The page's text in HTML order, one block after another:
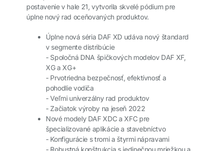
postavenie v hale 21, vytvorila skvelé pódium pre
úplne nový rad oceňovaných produktov.
Úplne nová séria DAF XD udáva nový štandard
v segmente distribúcie
- Spoločná DNA špičkových modelov DAF XF,
XG a XG+
- Prvotriedna bezpečnosť, efektívnosť a
pohodlie vodiča
-Veľmi univerzálny rad produktov
-Začiatok výroby na jeseň 2022
Nové modely DAF XDC a XFC pre
špecializované aplikácie a stavebníctvo
- Konfigurácie s tromi a štyrmi nápravami
- Robustná konštrukcia s jedinečnou mriežkou a